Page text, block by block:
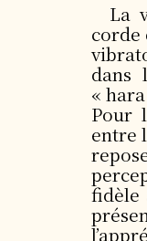
La
corde
dans
«
Pour
entre
fidèle